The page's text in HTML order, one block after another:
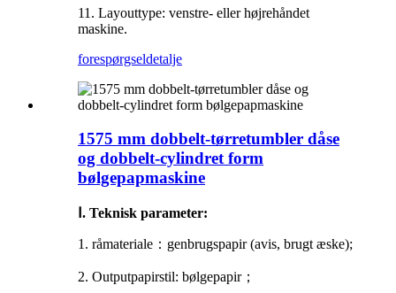
11. Layouttype: venstre- eller højrehåndet
maskine.
forespørgseldetalje
1575 mm dobbelt-tørretumbler dåse
og dobbelt-cylindret form
bølgepapmaskine
Ⅰ. Teknisk parameter:
1. råmateriale ： genbrugspapir (avis, brugt æske);
2. Outputpapirstil: bølgepapir；